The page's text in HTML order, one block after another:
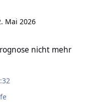
Mai 2026
nicht mehr